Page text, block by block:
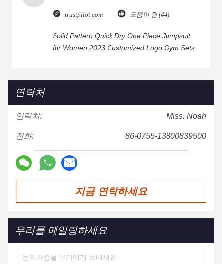
trustpilot.com 도움이 됨 (44)
Solid Pattern Quick Dry One Piece Jumpsuit
for Women 2023 Customized Logo Gym Sets
연락처
연락처: Miss. Noah
전화: 86-0755-13800839500
지금 연락하세요
우리를 메일링하세요